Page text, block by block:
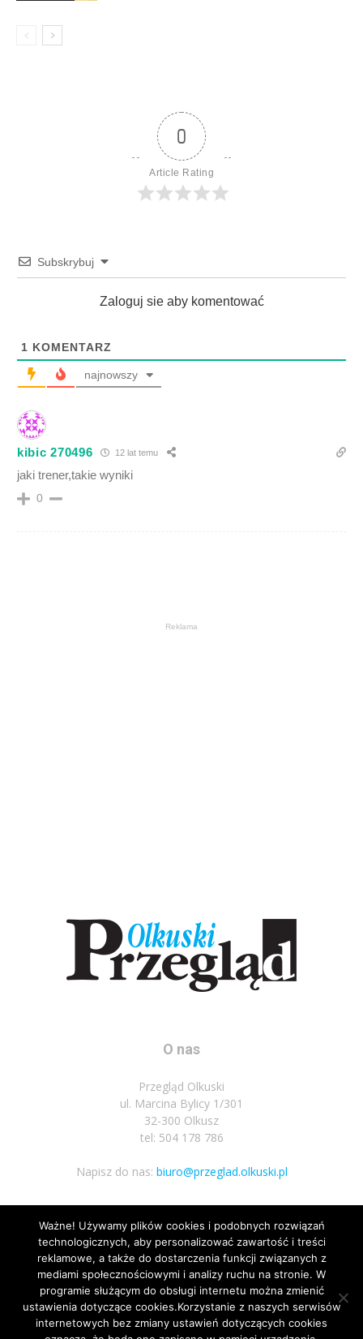
0
Article Rating
Subskrybuj
Zaloguj sie aby komentować
1 KOMENTARZ
najnowszy
kibic 270496 12 lat temu
jaki trener,takie wyniki
0
Reklama
O nas
Przegląd Olkuski
ul. Marcina Bylicy 1/301
32-300 Olkusz
tel: 504 178 786
Napisz do nas: biuro@przeglad.olkuski.pl
Podążaj za nami
Ważne! Używamy plików cookies i podobnych rozwiązań
technologicznych, aby personalizować zawartość i treści
reklamowe, a także do dostarczenia funkcji związanych z
mediami społecznościowymi i analizy ruchu na stronie. W
programie służącym do obsługi internetu można zmienić
ustawienia dotyczące cookies.Korzystanie z naszych serwisów
internetowych bez zmiany ustawień dotyczących cookies